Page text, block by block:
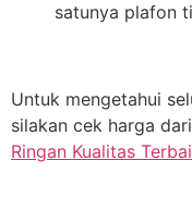
Untuk mengetahui
silakan cek harga
Ringan Kualitas